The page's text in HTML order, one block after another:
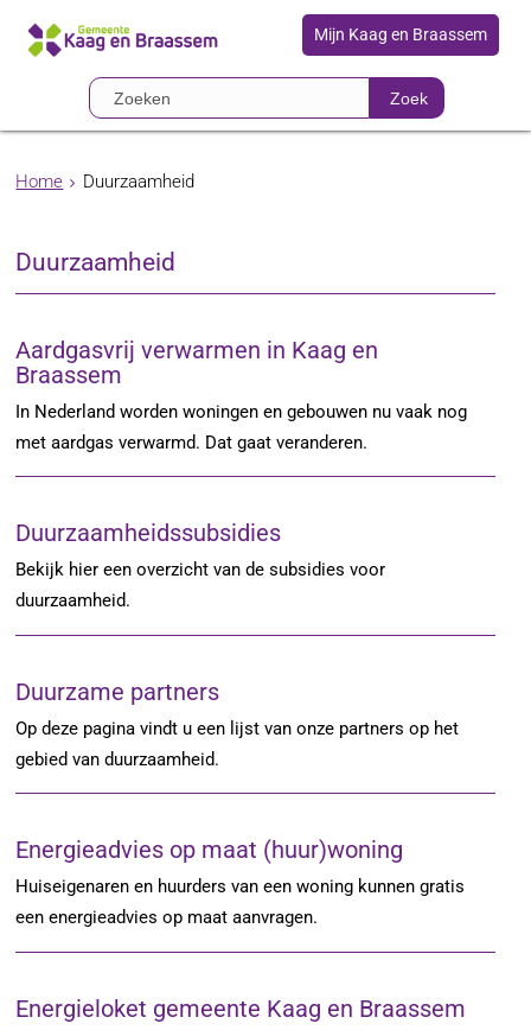
Mijn Kaag en Braassem
Zoek
Home Duurzaamheid
Duurzaamheid
Aardgasvrij verwarmen in Kaag en
Braassem
In Nederland worden woningen en gebouwen nu vaak nog
met aardgas verwarmd. Dat gaat veranderen.
Duurzaamheidssubsidies
Bekijk hier een overzicht van de subsidies voor
duurzaamheid.
Duurzame partners
Op deze pagina vindt u een lijst van onze partners op het
gebied van duurzaamheid.
Energieadvies op maat (huur)woning
Huiseigenaren en huurders van een woning kunnen gratis
een energieadvies op maat aanvragen.
Energieloket gemeente Kaag en Braassem